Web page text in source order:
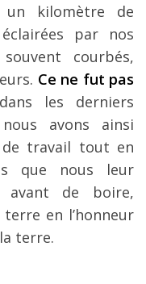
un kilomètre de
par nos
courbés,
Ce ne fut pas
les derniers
avons ainsi
travail tout en
que nous leur
avant de boire,
en l’honneur
terre.